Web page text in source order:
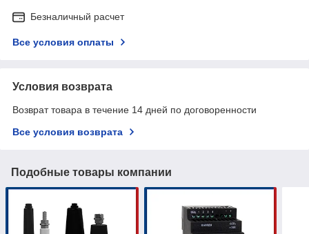
Безналичный расчет
Все условия оплаты
Условия возврата
Возврат товара в течение 14 дней по договоренности
Все условия возврата
Подобные товары компании